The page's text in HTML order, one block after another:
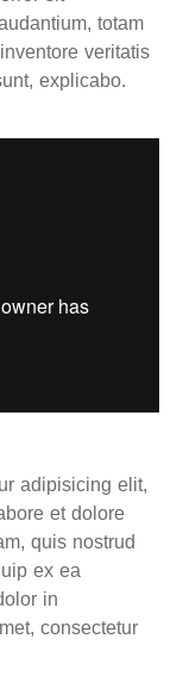
totam
veritatis
explicabo.
adipisicing elit,
et dolore
quis nostrud
ex ea
in
consectetur